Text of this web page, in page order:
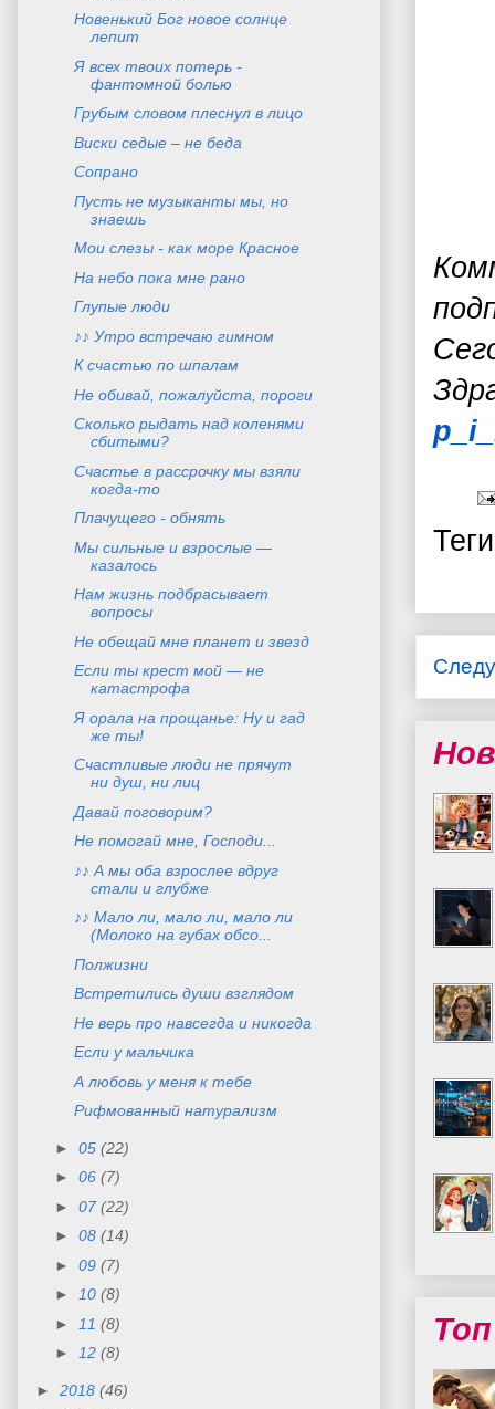
З
Топ
Новенький Бог новое солнце
лепит
Я всех твоих потерь -
фантомной болью
Грубым словом плеснул в лицо
Виски седые – не беда
Сопрано
Пусть не музыканты мы, но
знаешь
Mои слезы - как море Красное
На небо пока мне рано
Глупые люди
♪♪ Утро встречаю гимном
К счастью по шпалам
Не обивай, пожалуйста, пороги
Сколько рыдать над коленями
сбитыми?
Счастье в рассрочку мы взяли
когда-то
Плачущего - обнять
Мы сильные и взрослые —
казалось
Нам жизнь подбрасывает
вопросы
Не обещай мне планет и звезд
Если ты крест мой — не
катастрофа
Я орала на прощанье: Ну и гад
же ты!
Счастливые люди не прячут
ни душ, ни лиц
Давай поговорим?
Не помогай мне, Господи...
♪♪ А мы оба взрослее вдруг
стали и глубже
♪♪ Мало ли, мало ли, мало ли
(Молоко на губах обсо...
Полжизни
Встретились души взглядом
Не верь про навсегда и никогда
Если у мальчика
А любовь у меня к тебе
Рифмованный натурализм
► 05 (22)
► 06 (7)
► 07 (22)
► 08 (14)
► 09 (7)
►
10 (8)
►
11 (8)
►
12 (8)
► 2018 (46)